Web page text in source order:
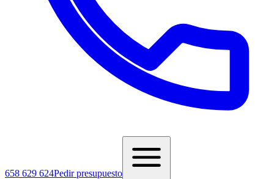
658 629 624Pedir presupuesto